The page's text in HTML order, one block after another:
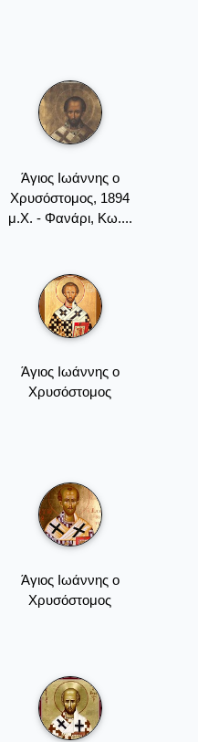
Άγιος Ιωάννης ο
Χρυσόστομος, 1894
μ.Χ. - Φανάρι, Κω....
Άγιος Ιωάννης ο
Χρυσόστομος
Άγιος Ιωάννης ο
Χρυσόστομος